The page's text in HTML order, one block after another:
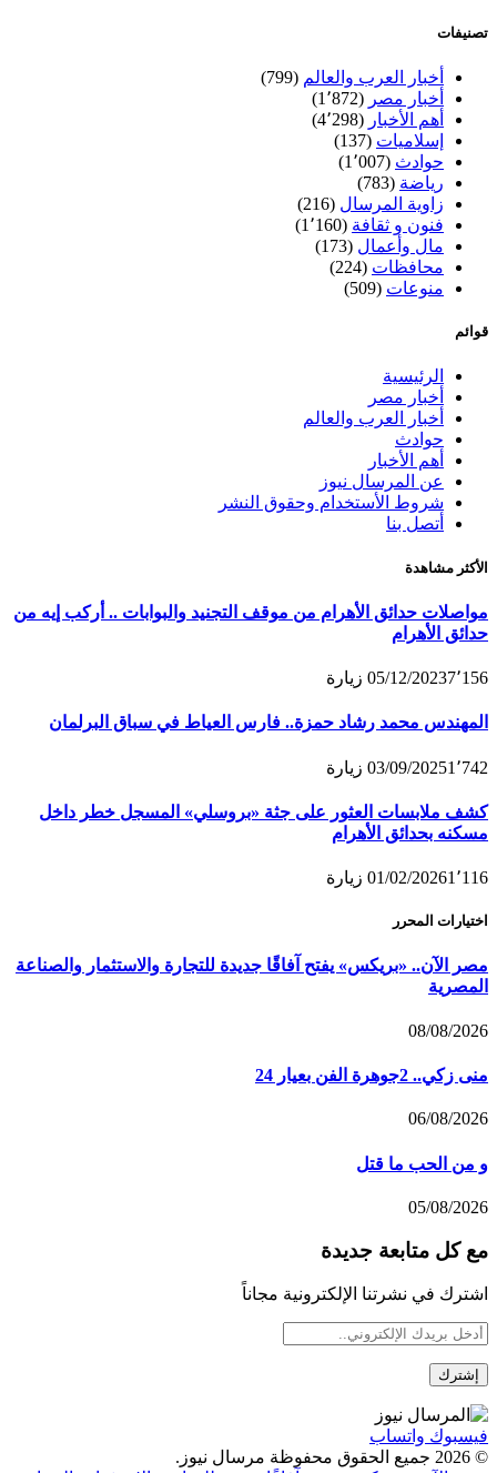
تصنيفات
أخبار العرب والعالم (799)
أخبار مصر (1٬872)
أهم الأخبار (4٬298)
إسلاميات (137)
حوادث (1٬007)
رياضة (783)
زاوية المرسال (216)
فنون و ثقافة (1٬160)
مال وأعمال (173)
محافظات (224)
منوعات (509)
قوائم
الرئيسية
أخبار مصر
أخبار العرب والعالم
حوادث
أهم الأخبار
عن المرسال نيوز
شروط الأستخدام وحقوق النشر
أتصل بنا
الأكثر مشاهدة
مواصلات حدائق الأهرام من موقف التجنيد والبوابات .. أركب إيه من
حدائق الأهرام
05/12/20237٬156 زيارة
المهندس محمد رشاد حمزة.. فارس العياط في سباق البرلمان
03/09/20251٬742 زيارة
كشف ملابسات العثور على جثة «بروسلي» المسجل خطر داخل
مسكنه بحدائق الأهرام
01/02/20261٬116 زيارة
اختيارات المحرر
مصر الآن.. «بريكس» يفتح آفاقًا جديدة للتجارة والاستثمار والصناعة
المصرية
08/08/2026
منى زكي.. 2جوهرة الفن بعيار 24
06/08/2026
و من الحب ما قتل
05/08/2026
مع كل متابعة جديدة
اشترك في نشرتنا الإلكترونية مجاناً
فيسبوك واتساب
© 2026 جميع الحقوق محفوظة مرسال نيوز.